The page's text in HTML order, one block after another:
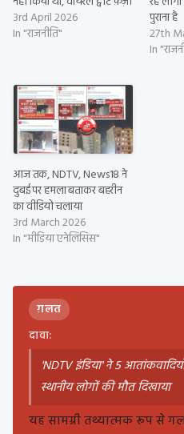
3rd April 2026
In "राजनीति"
पुराना है
27th
In
आज तक, NDTV, News18 ने
दुबई पर हमला बताकर बहरीन
का वीडियो चलाया
3rd March 2026
In "मीडिया एनेलिसिस"
ग़लत
दावा:
'NDTV इंडिया' ने 5
स्थानीय लोगों की मौत दिखाया
यह सामग्री तथ्यात्मक रूप से